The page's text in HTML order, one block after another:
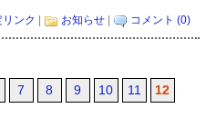
リンク お知らせ コメント (0)
7 8 9 10 11 12